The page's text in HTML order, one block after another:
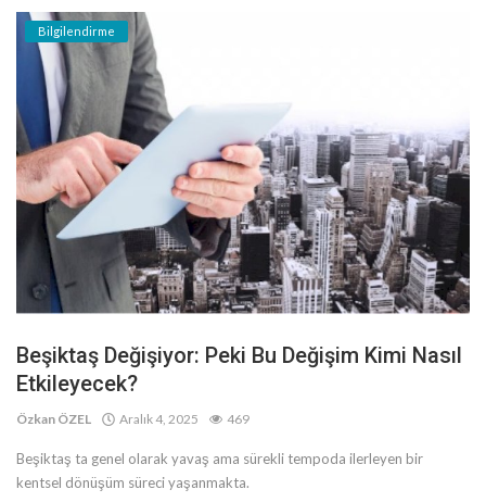
Bilgilendirme
Beşiktaş Değişiyor: Peki Bu Değişim Kimi Nasıl
Etkileyecek?
Özkan ÖZEL Aralık 4, 2025 469
Beşiktaş ta genel olarak yavaş ama sürekli tempoda ilerleyen bir
kentsel dönüşüm süreci yaşanmakta.